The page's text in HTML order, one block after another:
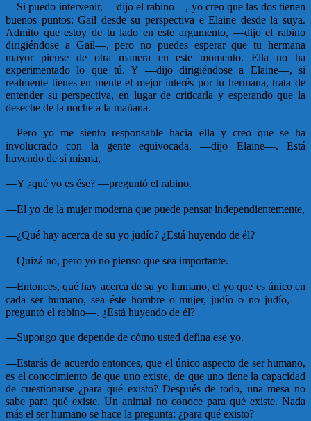
—Si puedo intervenir, —dijo el rabino—, yo creo que las dos tienen
buenos puntos: Gail desde su perspectiva e Elaine desde la suya.
Admito que estoy de tu lado en este argumento, —dijo el rabino
dirigiéndose a Gail—, pero no puedes esperar que tu hermana
mayor piense de otra manera en este momento. Ella no ha
experimentado lo que tú. Y —dijo dirigiéndose a Elaine—, si
realmente tienes en mente el mejor interés por tu hermana, trata de
entender su perspectiva, en lugar de criticarla y esperando que la
deseche de la noche a la mañana.
—Pero yo me siento responsable hacia ella y creo que se ha
involucrado con la gente equivocada, —dijo Elaine—. Está
huyendo de sí misma,
—Y ¿qué yo es ése? —preguntó el rabino.
—El yo de la mujer moderna que puede pensar independientemente,
—¿Qué hay acerca de su yo judío? ¿Está huyendo de él?
—Quizá no, pero yo no pienso que sea importante.
—Entonces, qué hay acerca de su yo humano, el yo que es único en
cada ser humano, sea éste hombre o mujer, judío o no judío, —
preguntó el rabino—. ¿Está huyendo de él?
—Supongo que depende de cómo usted defina ese yo.
—Estarás de acuerdo entonces, que el único aspecto de ser humano,
es el conocimiento de que uno existe, de que uno tiene la capacidad
de cuestionarse ¿para qué existo? Después de todo, una mesa no
sabe para qué existe. Un animal no conoce para qué existe. Nada
más el ser humano se hace la pregunta: ¿para qué existo?